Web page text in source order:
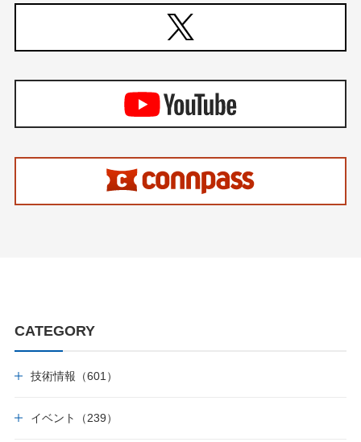
CATEGORY
技術情報（601）
イベント（239）